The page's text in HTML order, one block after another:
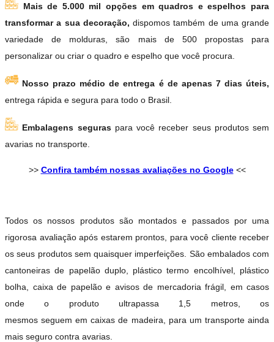
Mais de 5.000 mil opções em quadros e espelhos para
transformar a sua decoração, dispomos também de uma grande
variedade de molduras, são mais de 500 propostas para
personalizar ou criar o quadro e espelho que você procura.
Nosso prazo médio de entrega é de apenas 7 dias úteis,
entrega rápida e segura para todo o Brasil.
Embalagens seguras para você receber seus produtos sem
avarias no transporte.
>> Confira também nossas avaliações no Google<<
Todos os nossos produtos são montados e passados por uma
rigorosa avaliação após estarem prontos, para você cliente receber
os seus produtos sem quaisquer imperfeições. São embalados com
cantoneiras de papelão duplo, plástico termo encolhível, plástico
bolha, caixa de papelão e avisos de mercadoria frágil, em casos
onde o produto ultrapassa 1,5 metros, os
mesmos seguem em caixas de madeira, para um transporte ainda
mais seguro contra avarias.